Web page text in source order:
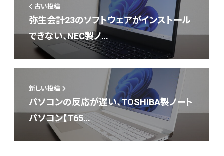
古い投稿
弥生会計23のソフトウェアがインストール
できない、NEC製ノ…
新しい投稿
パソコンの反応が遅い、TOSHIBA製ノート
パソコン【T65…